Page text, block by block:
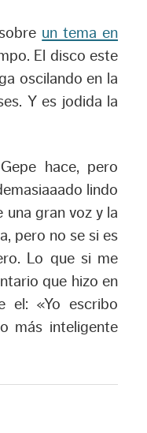
un tema en
El disco este
oscilando en la
Y es jodida la
hace, pero
lindo
una gran voz y la
pero no se si es
Lo que si me
que hizo en
el: «Yo escribo
más inteligente